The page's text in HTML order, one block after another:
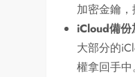
加密金鑰
iCloud備份
大部分的
權拿回手中。